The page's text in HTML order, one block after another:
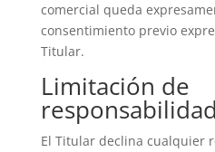
comercial queda
consentimiento previo
Titular.
Limitación de
responsabilidad
El Titular declina cualquier